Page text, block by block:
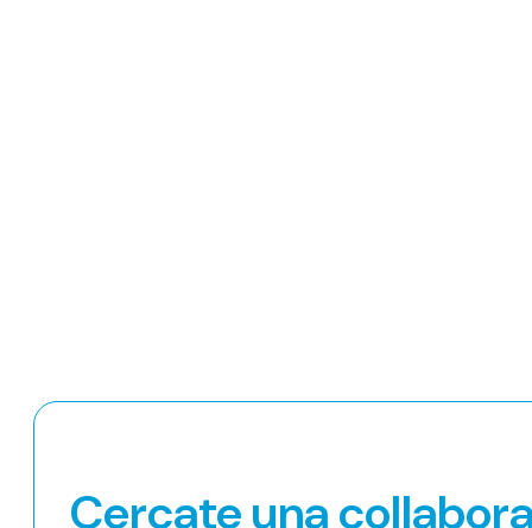
Cercate una